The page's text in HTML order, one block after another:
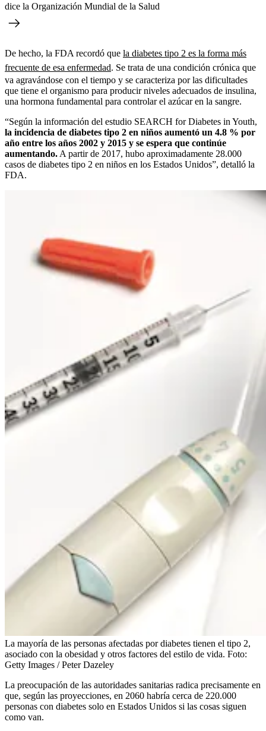
dice la Organización Mundial de la Salud
De hecho, la FDA recordó que la diabetes tipo 2 es la forma más
frecuente de esa enfermedad. Se trata de una condición crónica que
va agravándose con el tiempo y se caracteriza por las dificultades
que tiene el organismo para producir niveles adecuados de insulina,
una hormona fundamental para controlar el azúcar en la sangre.
“Según la información del estudio SEARCH for Diabetes in Youth,
la incidencia de diabetes tipo 2 en niños aumentó un 4.8 % por
año entre los años 2002 y 2015 y se espera que continúe
aumentando. A partir de 2017, hubo aproximadamente 28.000
casos de diabetes tipo 2 en niños en los Estados Unidos”, detalló la
FDA.
La mayoría de las personas afectadas por diabetes tienen el tipo 2,
asociado con la obesidad y otros factores del estilo de vida. Foto:
Getty Images / Peter Dazeley
La preocupación de las autoridades sanitarias radica precisamente en
que, según las proyecciones, en 2060 habría cerca de 220.000
personas con diabetes solo en Estados Unidos si las cosas siguen
como van.